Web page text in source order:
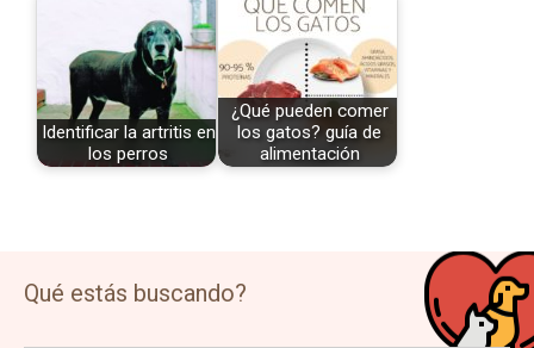
Identificar la artritis en
los perros
¿Qué pueden comer
los gatos? guía de
alimentación
Qué estás buscando?